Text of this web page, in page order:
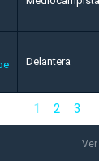
Delantera
1 2 3